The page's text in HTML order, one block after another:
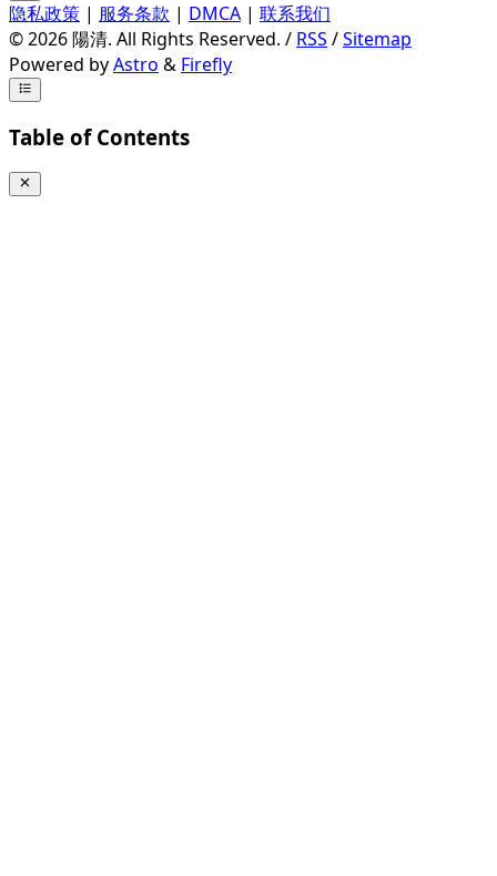
隐私政策 | 服务条款 | DMCA | 联系我们
©2026陽清. All Rights Reserved. / RSS /Sitemap
Powered byAstro & Firefly
Table of Contents